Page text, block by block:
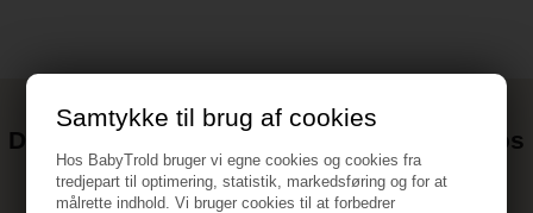
Samtykke til brug af cookies
Hos BabyTrold bruger vi egne cookies og cookies fra
tredjepart til optimering, statistik, markedsføring og for at
målrette indhold. Vi bruger cookies til at forbedrer
Det kan blive endnu billigere at handle hos
os! ;-)
Tilmeld dig vores nyhedsbrev og gå ikke glip af gode tilbud